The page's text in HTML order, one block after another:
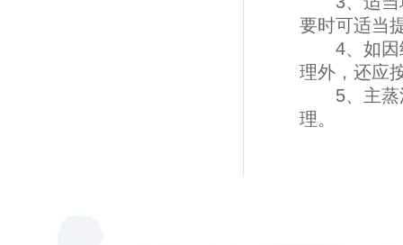
要时可适当
4、如因给
理外，还应
5、主蒸汽
理。